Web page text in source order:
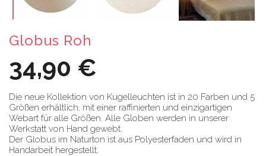
Globus Roh
34,90 €
Die neue Kollektion von Kugelleuchten ist in 20 Farben und 5
Größen erhältlich, mit einer raffinierten und einzigartigen
Webart für alle Größen. Alle Globen werden in unserer
Werkstatt von Hand gewebt.
Der Globus im Naturton ist aus Polyesterfaden und wird in
Handarbeit hergestellt.